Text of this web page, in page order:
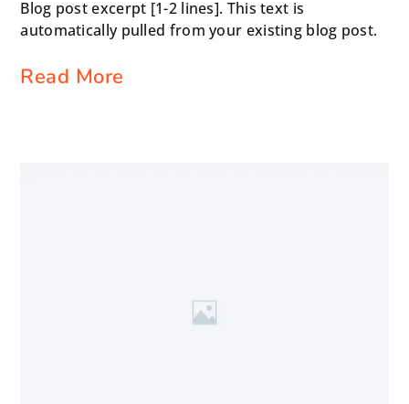
Blog post excerpt [1-2 lines]. This text is
automatically pulled from your existing blog post.
Read More